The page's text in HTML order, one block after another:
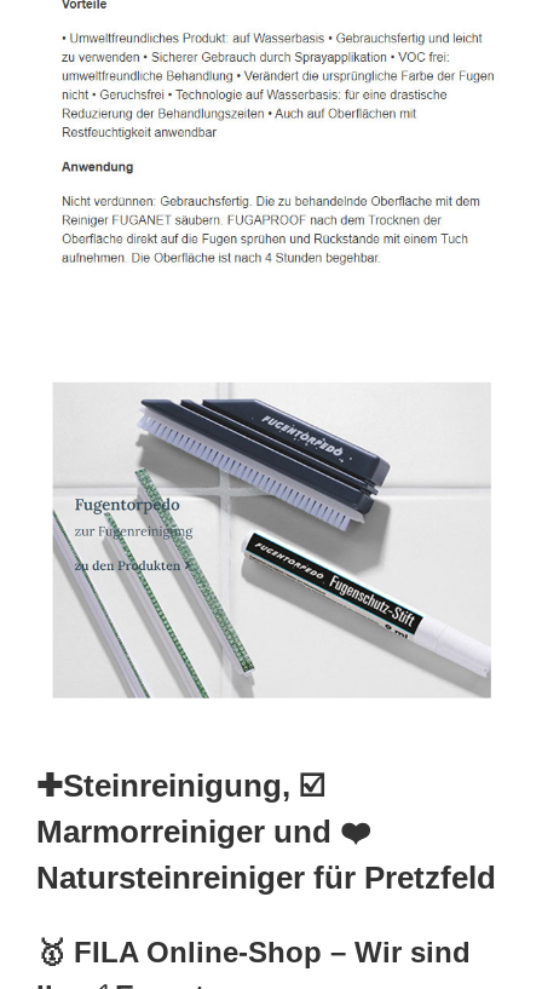
✚Steinreinigung, ☑️
Marmorreiniger und ❤️
Natursteinreiniger für Pretzfeld
🥇 FILA Online-Shop – Wir sind